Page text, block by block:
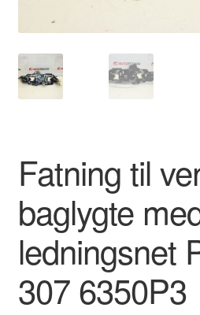
Om os
Vilkår og betingelser
Fatning til
baglygte
ledningsnet
307 6350P3